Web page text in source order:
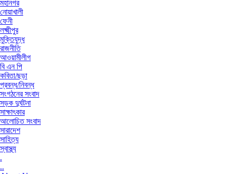
মহানগর
নোয়াখালী
ফেনী
লক্ষ্মীপুর
মুক্তিযুদ্ধ
রাজনীতি
আওয়ামীলীগ
বি এন পি
কবিতা/ছড়া
প্রবন্ধ/নিবন্ধ
সংগঠনের সংবাদ
সড়ক দুর্ঘটনা
সাক্ষাৎকার
আলোচিত সংবাদ
সারাদেশ
সাহিত্য
স্বাস্থ্য
.
..